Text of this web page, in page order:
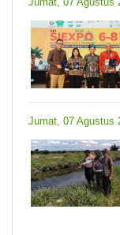
Jumat, 07 Agustus